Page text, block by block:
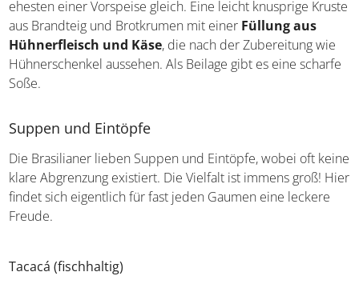
ehesten einer Vorspeise gleich. Eine leicht knusprige
Kruste aus Brandteig und Brotkrumen mit einerFüllung
aus Hühnerfleisch und Käse, die nach der
Zubereitung wie Hühnerschenkel aussehen. Als Beilage
Suppen und Eintöpfe
Die Brasilianer lieben Suppen und Eintöpfe, wobei oft
keine klare Abgrenzung existiert. Die Vielfalt ist immens
groß! Hier findet sich eigentlich für fast jeden Gaumen